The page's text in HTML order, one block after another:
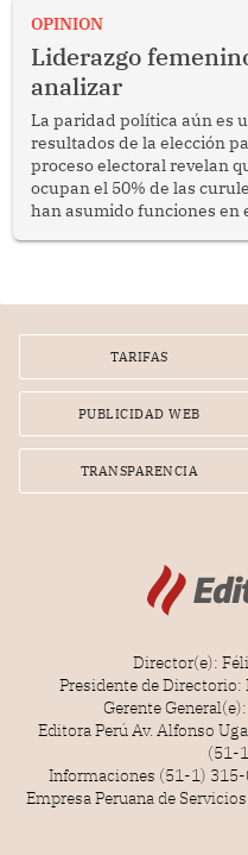
OPINION
Liderazgo
analizar
La paridad política aún es
resultados de la elección
proceso electoral revelan
ocupan el 50% de las
han asumido funciones en
TARIFAS
PUBLICIDAD WEB
TRANSPARENCIA
Director(e):
Presidente de Directorio:
Gerente
Editora Perú Av. Alfonso
(51-
Informaciones (51-1)
Empresa Peruana de